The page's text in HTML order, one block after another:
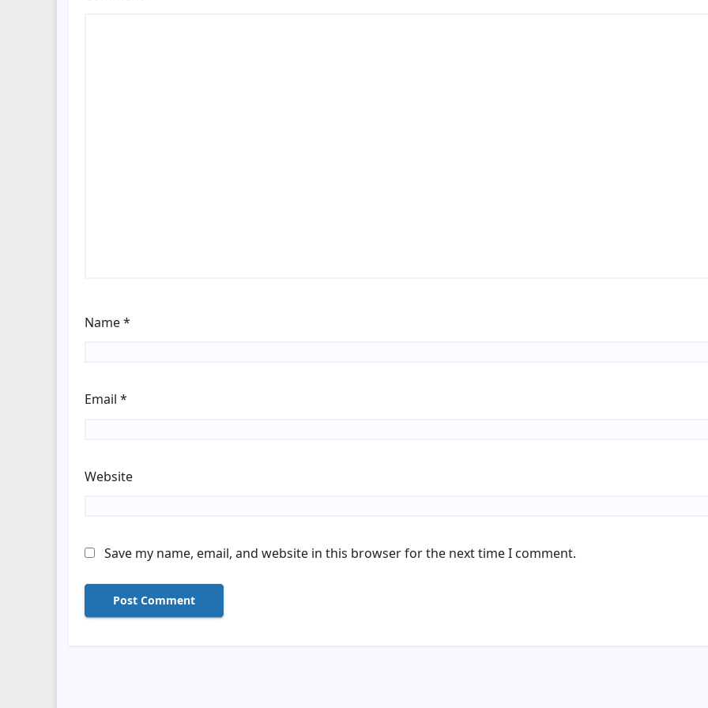
Name*
Email *
Website
Save my name, email, and website in this browser for the next time I comment.